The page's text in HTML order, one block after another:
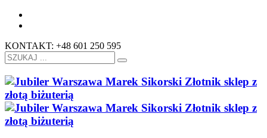
KONTAKT: +48 601 250 595